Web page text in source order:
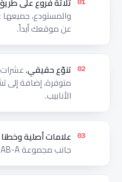
والمستودع،
عن موقعك أبداً.
02 تنوّع حقيقي.عشرات
متوفرة، إضافة إلى
الأنابيب.
03 علامات أصلية
جانب مجموعة AB-A من المنظّفات والمبرّدات والملمّع.